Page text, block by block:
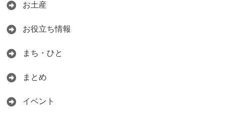
お土産
お役立ち情報
まち・ひと
まとめ
イベント